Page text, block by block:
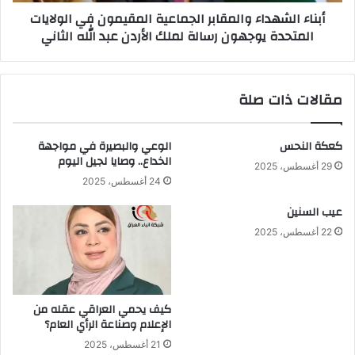
رسالة
الثاني
أبناء الشهداء والمقابر الجماعية المقيمون في الولايات
المتحدة يوجهون رسالة لملك الأردن عبد الله الثاني
مقالات ذات صلة
كعكة النحس
29 أغسطس، 2025
الوعي والبصيرة في مواجهة
الخداع.. وصايا لجيل اليوم
24 أغسطس، 2025
عيب السنين
22 أغسطس، 2025
كيف يحمي العراقي عقله من
الإعلام وصناعة الرأي العام؟
21 أغسطس، 2025